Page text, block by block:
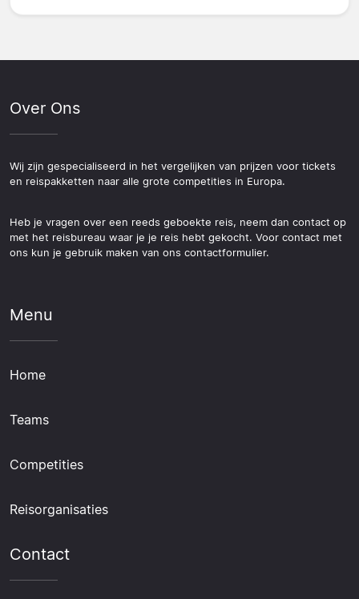
Over Ons
Wij zijn gespecialiseerd in het vergelijken van prijzen voor tickets
en reispakketten naar alle grote competities in Europa.
Heb je vragen over een reeds geboekte reis, neem dan contact op
met het reisbureau waar je je reis hebt gekocht. Voor contact met
ons kun je gebruik maken van ons contactformulier.
Menu
Home
Teams
Competities
Reisorganisaties
Contact